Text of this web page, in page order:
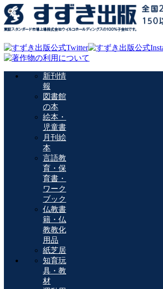
新刊情
報
図書館
の本
絵本・
児童書
月刊絵
本
言語教
育・保
育書・
ワーク
ブック
仏教書
籍・仏
教教化
用品
紙芝居
知育玩
具・教
材